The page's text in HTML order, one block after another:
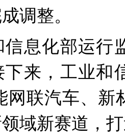
调整。
化部运行
下来，工业和
网联汽车、新
域新赛道，